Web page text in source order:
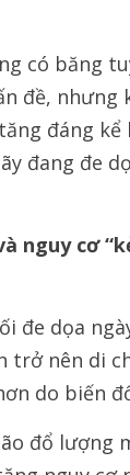
có băng
đề, nhưng
đáng kể
đang đe
nguy cơ
đe dọa
trở nên di
do biến
đổ lượng